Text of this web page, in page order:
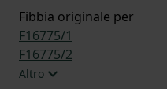
Fibbia originale per
F16775/1
F16775/2
Altro